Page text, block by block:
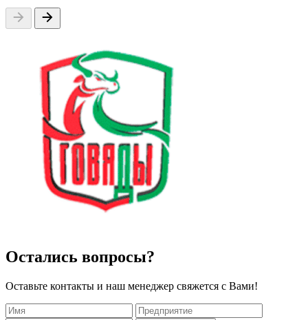
ОАО «Говяды-агро» — управляющая компания
проявляют оперативность в решении возникающих
Остались вопросы?
Оставьте контакты и наш менеджер свяжется с Вами!